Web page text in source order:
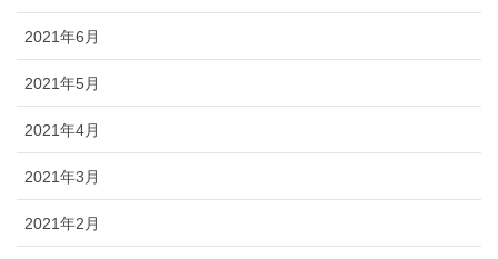
2021年6月
2021年5月
2021年4月
2021年3月
2021年2月